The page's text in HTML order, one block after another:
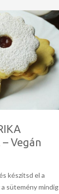
– Vegán
készítsd el a
sütemény mindig